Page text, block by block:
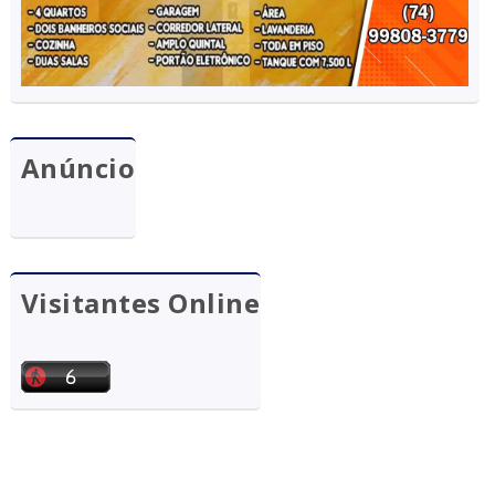
Anúncio
Visitantes Online